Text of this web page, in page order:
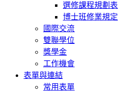
選修課程規劃表
博士班修業規定
國際交流
雙聯學位
獎學金
工作機會
表單與連結
常用表單